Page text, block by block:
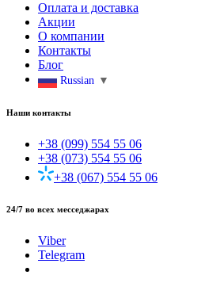
Оплата и доставка
Акции
О компании
Контакты
Блог
Russian ▼
Наши контакты
+38 (099) 554 55 06
+38 (073) 554 55 06
+38 (067) 554 55 06
24/7 во всех месседжарах
Viber
Telegram